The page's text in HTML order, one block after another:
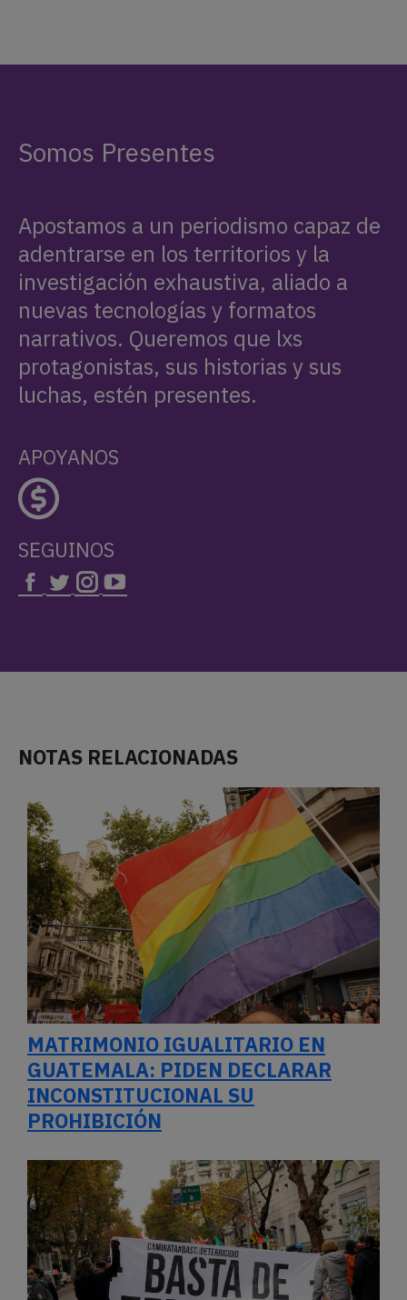
Somos Presentes
Apostamos a un periodismo capaz de
adentrarse en los territorios y la
investigación exhaustiva, aliado a
nuevas tecnologías y formatos
narrativos. Queremos que lxs
protagonistas, sus historias y sus
luchas, estén presentes.
APOYANOS
SEGUINOS
NOTAS RELACIONADAS
MATRIMONIO IGUALITARIO EN
GUATEMALA: PIDEN DECLARAR
INCONSTITUCIONAL SU
PROHIBICIÓN